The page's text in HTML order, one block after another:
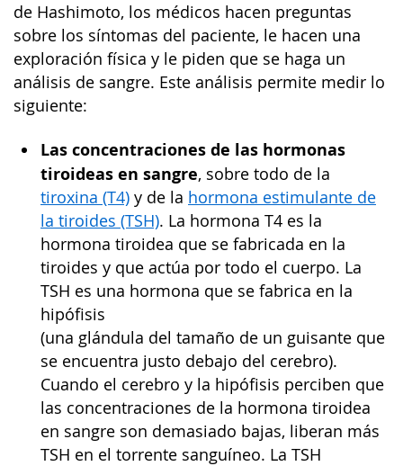
de Hashimoto, los médicos hacen preguntas
sobre los síntomas del paciente, le hacen una
exploración física y le piden que se haga un
análisis de sangre. Este análisis permite medir lo
siguiente:
Las concentraciones de las hormonas
tiroideas en sangre, sobre todo de la
tiroxina (T4) y de la hormona estimulante de
la tiroides (TSH). La hormona T4 es la
hormona tiroidea que se fabricada en la
tiroides y que actúa por todo el cuerpo. La
TSH es una hormona que se fabrica en la
hipófisis
(una glándula del tamaño de un guisante que
se encuentra justo debajo del cerebro).
Cuando el cerebro y la hipófisis perciben que
las concentraciones de la hormona tiroidea
en sangre son demasiado bajas, liberan más
TSH en el torrente sanguíneo. La TSH